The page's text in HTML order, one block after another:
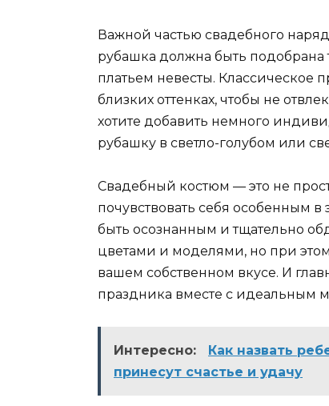
Важной частью свадебного
рубашка должна быть подобрана
платьем невесты.
близких оттенках, чтобы не
хотите добавить немного
рубашку в светло-голубом или
Свадебный костюм — это не
почувствовать себя особенным
быть осознанным и тщательно
цветами и моделями, но при
вашем собственном вкусе. И
праздника вместе с идеальным
Интересно:
Как назвать
принесут счастье и удачу